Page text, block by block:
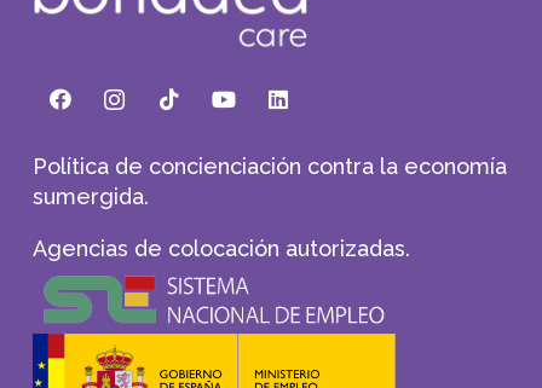
Política de concienciación contra la economía
sumergida.
Agencias de colocación autorizadas.